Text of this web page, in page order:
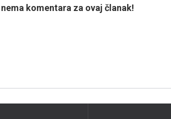
komentara za ovaj članak!